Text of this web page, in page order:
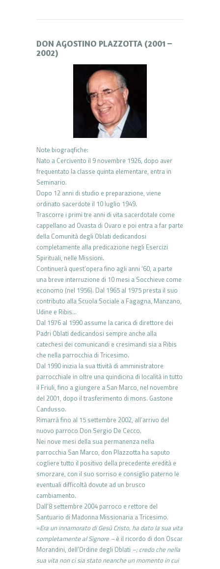
DON AGOSTINO PLAZZOTTA (2001 –
2002)
Note biograqfiche:
Nato a Cercivento il 9 novembre 1926, dopo aver
frequentato la classe quinta elementare, entra in
Seminario.
Dopo 12 anni di studio e preparazione, viene
ordinato sacerdote il 10 luglio 1949.
Trascorre i primi tre anni di vita sacerdotale come
cappellano ad Ovasta di Ovaro e poi entra a far parte
della Comunità degli Oblati dedicandosi
completamente alla predicazione negli Esercizi
Spirituali, nelle Missioni.
Continuerà quest’opera fino agli anni ‘60, a parte
una breve interruzione di 10 mesi a Socchieve come
economo (nel 1956). Dal 1965 al 1975 presta il suo
contributo alla Scuola Sociale a Fagagna, Manzano,
Udine e Ribis…
Dal 1976 al 1990 assume la carica di direttore dei
Padri Oblati dedicandosi sempre anche alla
catechesi dei comunicandi e cresimandi sia a Ribis
che nella parrocchia di Tricesimo.
Dal 1990 inizia la sua ttività di amministratore
parrocchiale in oltre una quindicina di località in tutto
il Friuli, fino a giungere a San Marco, nel novembre
del 2001, dopo il trasferimento di mons. Gastone
Candusso.
Rimarrà fino al 15 settembre 2002, all’arrivo del
nuovo parroco Don Sergio De Cecco.
Nei nove mesi della sua permanenza nella
parrocchia San Marco, don Plazzotta ha saputo
cogliere tutto il positivo della precedente eredità e
smorzare, con il suo sorriso e consiglio paterno le
eventuali difficoltà dovute ad un brusco
cambiamento.
Dall’8 settembre 2004 parroco e rettore del
Santuario di Madonna Missionaria a Tricesimo.
«Era un innamorato di Gesù Cristo, ha dato la sua vita
completamente al Signore –è il ricordo di don Oscar
Morandini, dell’Ordine degli Oblati –; credo che nella
sua vita non ci sia stato neanche un momento in cui